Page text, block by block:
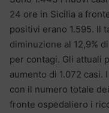
24 ore in Sicilia a
positivi erano 1.595. Il
diminuzione al 12,9%
per contagi. Gli attuali
aumento di 1.072 casi.
con il numero totale
fronte ospedaliero i